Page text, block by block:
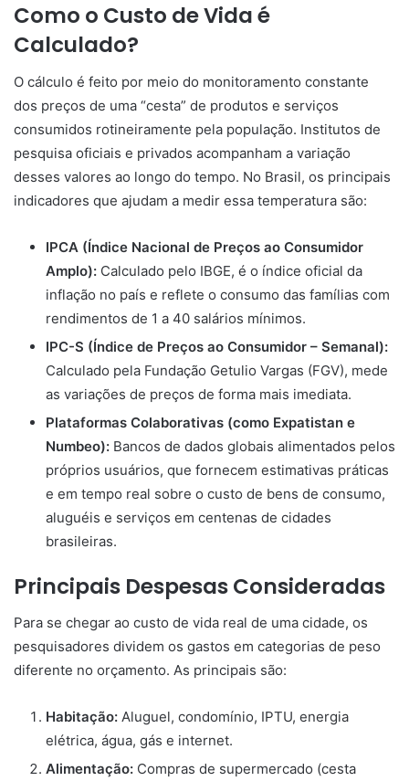
Como o Custo de Vida é
Calculado?
O cálculo é feito por meio do monitoramento constante
dos preços de uma “cesta” de produtos e serviços
consumidos rotineiramente pela população. Institutos de
pesquisa oficiais e privados acompanham a variação
desses valores ao longo do tempo. No Brasil, os principais
indicadores que ajudam a medir essa temperatura são:
IPCA (Índice Nacional de Preços ao Consumidor
Amplo): Calculado pelo IBGE, é o índice oficial da
inflação no país e reflete o consumo das famílias com
rendimentos de 1 a 40 salários mínimos.
IPC-S (Índice de Preços ao Consumidor – Semanal):
Calculado pela Fundação Getulio Vargas (FGV), mede
as variações de preços de forma mais imediata.
Plataformas Colaborativas (como Expatistan e
Numbeo): Bancos de dados globais alimentados pelos
próprios usuários, que fornecem estimativas práticas
e em tempo real sobre o custo de bens de consumo,
aluguéis e serviços em centenas de cidades
brasileiras.
Principais Despesas Consideradas
Para se chegar ao custo de vida real de uma cidade, os
pesquisadores dividem os gastos em categorias de peso
diferente no orçamento. As principais são:
Habitação: Aluguel, condomínio, IPTU, energia
elétrica, água, gás e internet.
Alimentação: Compras de supermercado (cesta